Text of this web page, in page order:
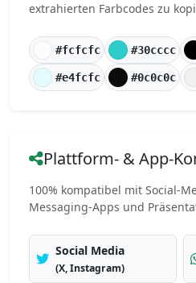
extrahierten Farbcodes zu
#fcfcfc #30cccc
#e4fcfc #0c0c0c
Plattform- & App-
100% kompatibel mit Social-
Messaging-Apps und
Social Media
(X, Instagram)